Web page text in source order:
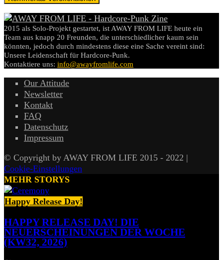
2015 als Solo-Projekt gestartet, ist AWAY FROM LIFE heute ein
Team aus knapp 20 Freunden, die unterschiedlicher kaum sein
könnten, jedoch durch mindestens diese eine Sache vereint sind:
Unsere Leidenschaft für Hardcore-Punk.
Kontaktiere uns: info@awayfromlife.com
Our Attitude
Newsletter
Kontakt
FAQ
Datenschutz
Impressum
© Copyright by AWAY FROM LIFE 2015 - 2022 |
Cookie-Einstellungen
MEHR STORYS
Happy Release Day!
HAPPY RELEASE DAY! DIE
NEUERSCHEINUNGEN DER WOCHE
(KW32, 2026)